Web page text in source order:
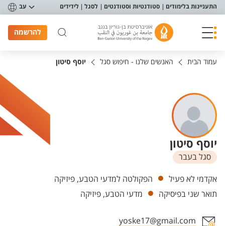
תפריט נגישות
התעניינות בלימודים סטודנטיות וסטודנטים לסגל לידידים עב
להרשמה
עמוד הבית האנשים שלנו - חיפוש סגל יוסף סיטון
יוסף סיטון
סגל בעבר
יחידות
אקדמי לא פעיל
הפקולטה למדעי הטבע, פיזיקה
תואר שני בפיסיקה
מדעי הטבע, פיזיקה
yoske17@gmail.com